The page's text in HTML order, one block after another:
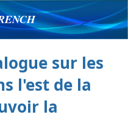
sur les
l'est de la
la